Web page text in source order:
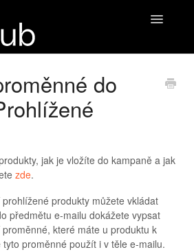
Toggle
do
jak je vložíte do kampaně a jak
zde.
produkty můžete vkládat
předmětu e-mailu dokážete vypsat
které máte u produktu k
proměnné použít i v těle e-mailu.